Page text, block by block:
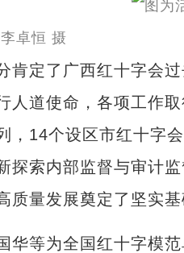
卓恒 摄
定了广西红十字会过
人道使命，各项工作
，14个设区市红十字
探索内部监督与审计
质量发展奠定了坚实基
等为全国红十字模范